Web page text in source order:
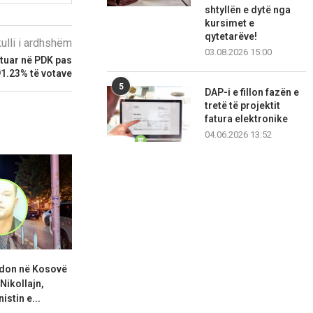
i ardhshëm
në PDK pas
të votave
në Kosovë
e...
shtyllën e dytë nga
kursimet e
qytetarëve!
03.08.2026 15:00
5
DAP-i e fillon fazën e
tretë të projektit
fatura elektronike
04.06.2026 13:52